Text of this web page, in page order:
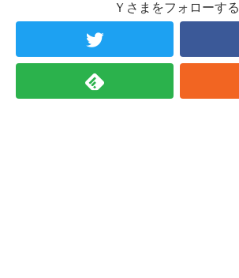
Ｙさまをフォローする